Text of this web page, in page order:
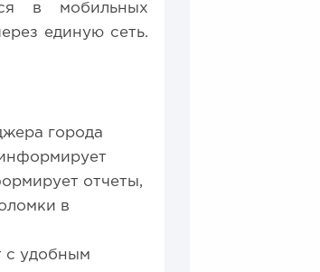
в мобильных
единую сеть.
города
отчеты,
в
с удобным